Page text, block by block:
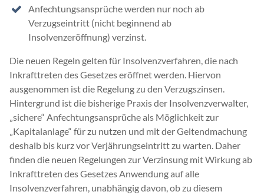
Anfechtungsansprüche werden nur noch ab
Verzugseintritt (nicht beginnend ab
Insolvenzeröffnung) verzinst.
Die neuen Regeln gelten für Insolvenzverfahren, die nach
Inkrafttreten des Gesetzes eröffnet werden. Hiervon
ausgenommen ist die Regelung zu den Verzugszinsen.
Hintergrund ist die bisherige Praxis der Insolvenzverwalter,
„sichere“ Anfechtungsansprüche als Möglichkeit zur
„Kapitalanlage“ für zu nutzen und mit der Geltendmachung
deshalb bis kurz vor Verjährungseintritt zu warten. Daher
finden die neuen Regelungen zur Verzinsung mit Wirkung ab
Inkrafttreten des Gesetzes Anwendung auf alle
Insolvenzverfahren, unabhängig davon, ob zu diesem